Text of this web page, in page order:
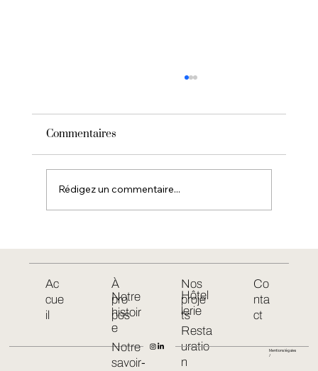
Villa Colette relève le défi.
Commentaires
Rédigez un commentaire...
Ac
cue
il
À
pro
pos
Notre
histoir
e
Notre
savoir-
Nos
proje
ts
Hôtel
lerie
Resta
uratio
n
Co
nta
ct
Mentions légales
/